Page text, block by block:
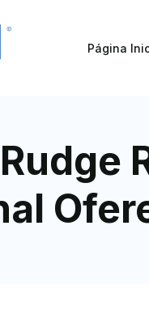
Página